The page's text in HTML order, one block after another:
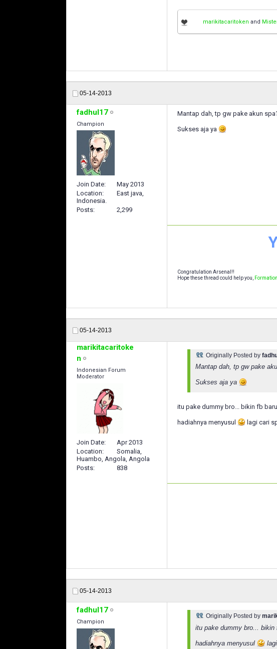
marikitacaritoken and
05-14-2013
fadhul17
Champion
Join Date
May 2013
Location
East java,
Indonesia.
Posts
2,299
Mantap dah, tp gw pake akun
Sukses aja ya
Congratulation Arsenal!!
Hope these thread could help you,
05-14-2013
marikitacaritoke
n
Indonesian Forum
Moderator
Join Date
Apr 2013
Location
Somalia,
Huambo, Angola, Angola
Posts
838
Originally Posted by
Mantap dah, tp gw pake
Sukses aja ya
itu pake dummy bro... bikin fb baru
hadiahnya menyusul lagi cari
05-14-2013
fadhul17
Champion
Originally Posted by
itu pake dummy bro... bikin
hadiahnya menyusul